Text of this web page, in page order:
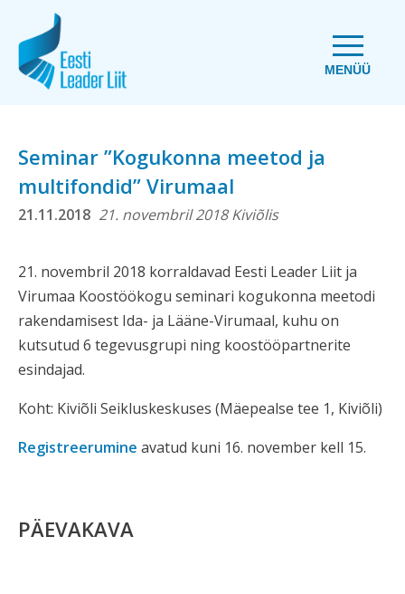
MENÜÜ
Seminar ”Kogukonna meetod ja
multifondid” Virumaal
21.11.2018 21. novembril 2018 Kiviõlis
21. novembril 2018 korraldavad Eesti Leader Liit ja
Virumaa Koostöökogu seminari kogukonna meetodi
rakendamisest Ida- ja Lääne-Virumaal, kuhu on
kutsutud 6 tegevusgrupi ning koostööpartnerite
esindajad.
Koht: Kiviõli Seikluskeskuses (Mäepealse tee 1, Kiviõli)
Registreerumine avatud kuni 16. november kell 15.
PÄEVAKAVA